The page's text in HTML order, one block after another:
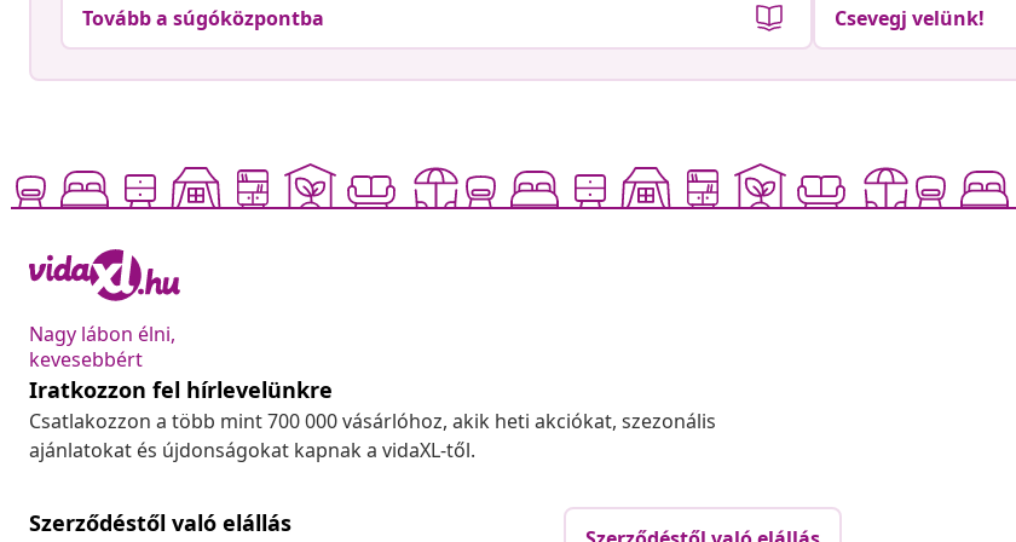
Tovább a súgóközpontba Csevegj velünk!
Nagy lábon élni,
kevesebbért
Iratkozzon fel hírlevelünkre
Csatlakozzon a több mint 700 000 vásárlóhoz, akik heti akciókat, szezonális
ajánlatokat és újdonságokat kapnak a vidaXL-től.
Szerződéstől való elállás